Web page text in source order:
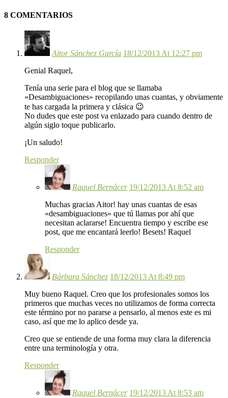
8 COMENTARIOS
Aitor Sánchez García 18/12/2013 At 12:27 pm
Genial Raquel,
Tenía una serie para el blog que se llamaba
«Desambiguaciones» recopilando unas cuantas, y obviamente
te has cargada la primera y clásica 😉
No dudes que este post va enlazado para cuando dentro de
algún siglo toque publicarlo.
¡Un saludo!
Responder
Raquel Bernácer 19/12/2013 At 8:52 am
Muchas gracias Aitor! hay unas cuantas de esas
«desambiguaciones» que tú llamas por ahí que
necesitan aclararse! Encuentra tiempo y escribe ese
post, que me encantará leerlo! Besets! Raquel
Responder
Bárbara Sánchez 18/12/2013 At 8:49 pm
Muy bueno Raquel. Creo que los profesionales somos los
primeros que muchas veces no utilizamos de forma correcta
este término por no pararse a pensarlo, al menos este es mi
caso, así que me lo aplico desde ya.
Creo que se entiende de una forma muy clara la diferencia
entre una terminología y otra.
Responder
Raquel Bernácer 19/12/2013 At 8:53 am